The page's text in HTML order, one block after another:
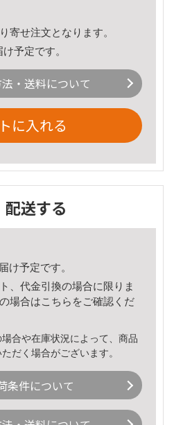
寄せ注文となります。
予定です。
・送料について
に入れる
配送する
け予定です。
、代金引換の場合に限りま
場合はこちら をご確認くだ
合や在庫状況によって、商品
だく場合がございます。
条件について